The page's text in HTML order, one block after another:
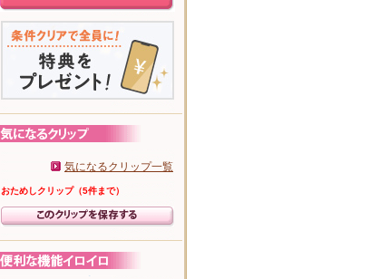
気になるクリップ一覧
おためしクリップ（5件まで）